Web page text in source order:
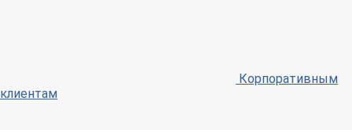
Корпоративным
клиентам